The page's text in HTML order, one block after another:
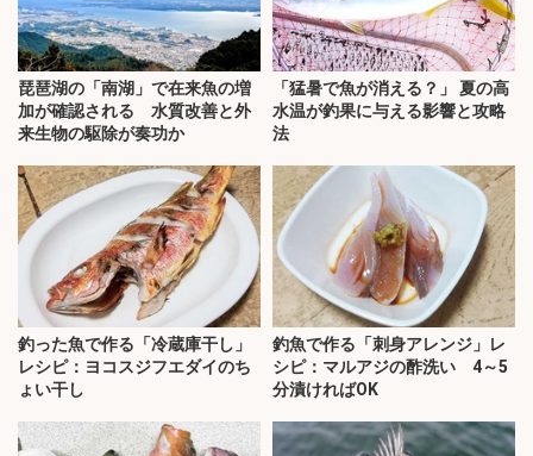
琵琶湖の「南湖」で在来魚の増
加が確認される 水質改善と外
来生物の駆除が奏功か
「猛暑で魚が消える？」 夏の高
水温が釣果に与える影響と攻略
法
釣った魚で作る「冷蔵庫干し」
レシピ：ヨコスジフエダイのち
ょい干し
釣魚で作る「刺身アレンジ」レ
シピ：マルアジの酢洗い 4～5
分漬ければOK